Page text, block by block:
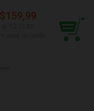
FORTURE X
D SUNNY 002020